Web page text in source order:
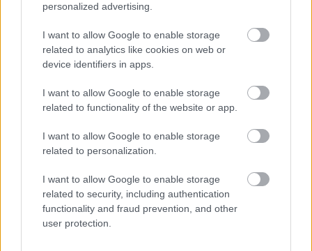
personalized advertising.
I want to allow Google to enable storage
related to analytics like cookies on web or
device identifiers in apps.
I want to allow Google to enable storage
related to functionality of the website or app.
I want to allow Google to enable storage
related to personalization.
I want to allow Google to enable storage
related to security, including authentication
functionality and fraud prevention, and other
user protection.
Fotó: bwg.hu
A hiánypótló és hagyományteremtő céllal induló
gasztro ünnepen a régió legjobb és
legizgalmasabb éttermei, valamint borászatai
jelennek meg, hogy megmutassák
sokszínűségüket a hazai és külföldi ínyenceknek.
A Balaton Wine&Gourmet egyben a régió
egyetlen „terroir” szemléletű borászati fesztiválja